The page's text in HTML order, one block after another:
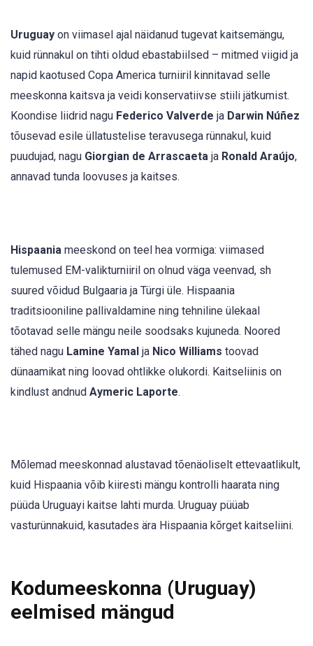
Uruguay on viimasel ajal näidanud tugevat kaitsemängu,
kuid rünnakul on tihti oldud ebastabiilsed – mitmed viigid ja
napid kaotused Copa America turniiril kinnitavad selle
meeskonna kaitsva ja veidi konservatiivse stiili jätkumist.
Koondise liidrid nagu Federico Valverde ja Darwin Núñez
tõusevad esile üllatustelise teravusega rünnakul, kuid
puudujad, nagu Giorgian de Arrascaeta ja Ronald Araújo,
annavad tunda loovuses ja kaitses.
Hispaania meeskond on teel hea vormiga: viimased
tulemused EM-valikturniiril on olnud väga veenvad, sh
suured võidud Bulgaaria ja Türgi üle. Hispaania
traditsiooniline pallivaldamine ning tehniline ülekaal
tõotavad selle mängu neile soodsaks kujuneda. Noored
tähed nagu Lamine Yamal ja Nico Williams toovad
dünaamikat ning loovad ohtlikke olukordi. Kaitseliinis on
kindlust andnud Aymeric Laporte.
Mõlemad meeskonnad alustavad tõenäoliselt ettevaatlikult,
kuid Hispaania võib kiiresti mängu kontrolli haarata ning
püüda Uruguayi kaitse lahti murda. Uruguay püüab
vasturünnakuid, kasutades ära Hispaania kõrget kaitseliini.
Kodumeeskonna (Uruguay)
eelmised mängud